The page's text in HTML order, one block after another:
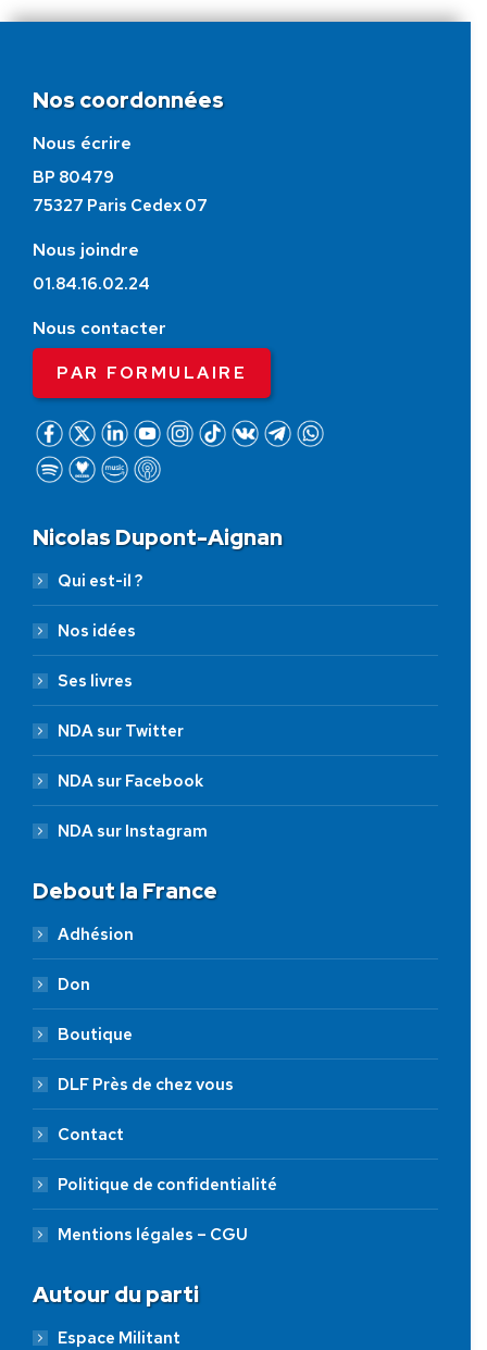
Nos coordonnées
Nous écrire
BP 80479
75327 Paris Cedex 07
Nous joindre
01.84.16.02.24
Nous contacter
PAR FORMULAIRE
Nicolas Dupont-Aignan
Qui est-il ?
Nos idées
Ses livres
NDA sur Twitter
NDA sur Facebook
NDA sur Instagram
Debout la France
Adhésion
Don
Boutique
DLF Près de chez vous
Contact
Politique de confidentialité
Mentions légales – CGU
Autour du parti
Espace Militant